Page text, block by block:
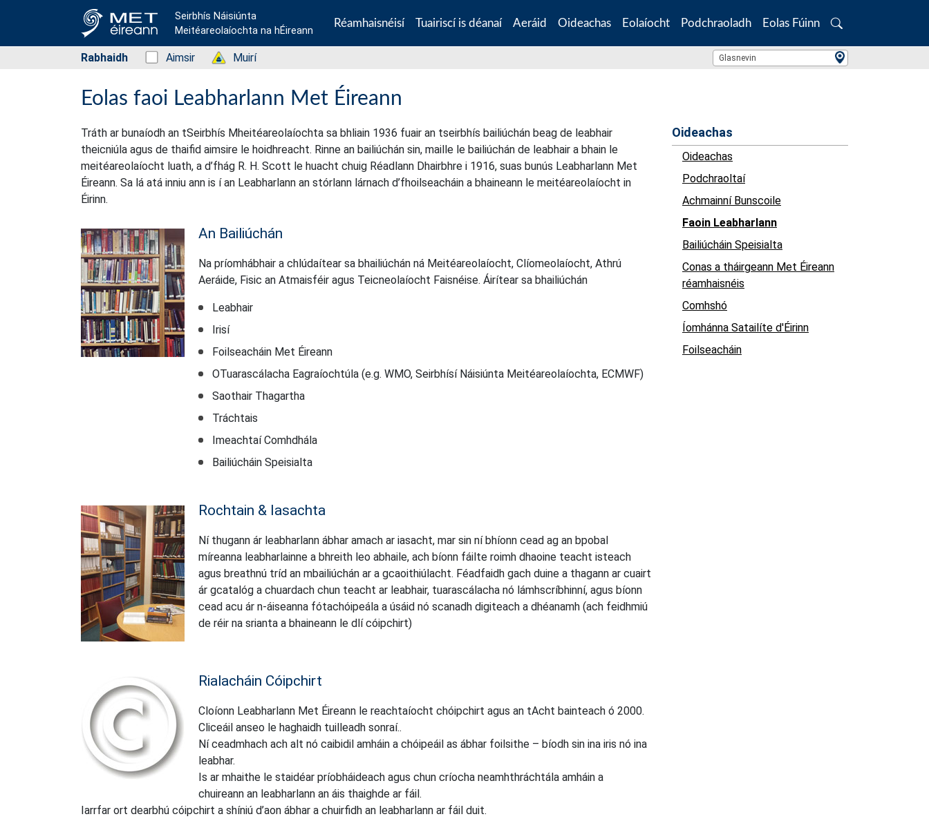
Seirbhís Náisiúnta
Meitéareolaíochta na hÉireann
Réamhaisnéisí Tuairiscí is déanaí Aeráid Oideachas Eolaíocht Podchraoladh Eolas Fúinn
Search
Rabhaidh Status: Green
Aimsir Status: Green
Muirí Location Search
Glasnevin
Eolas faoi Leabharlann Met Éireann
Tráth ar bunaíodh an tSeirbhís Mheitéareolaíochta sa bhliain 1936 fuair an tseirbhís bailiúchán beag de leabhair
theicniúla agus de thaifid aimsire le hoidhreacht. Rinne an bailiúchán sin, maille le bailiúchán de leabhair a bhain le
meitéareolaíocht luath, a d’fhág R. H. Scott le huacht chuig Réadlann Dhairbhre i 1916, suas bunús Leabharlann Met
Éireann. Sa lá atá inniu ann is í an Leabharlann an stórlann lárnach d’fhoilseacháin a bhaineann le meitéareolaíocht in
Éirinn.
An Bailiúchán
Na príomhábhair a chlúdaítear sa bhailiúchán ná Meitéareolaíocht, Clíomeolaíocht, Athrú
Aeráide, Fisic an Atmaisféir agus Teicneolaíocht Faisnéise. Áirítear sa bhailiúchán
Leabhair
Irisí
Foilseacháin Met Éireann
OTuarascálacha Eagraíochtúla (e.g. WMO, Seirbhísí Náisiúnta Meitéareolaíochta, ECMWF)
Saothair Thagartha
Tráchtais
Imeachtaí Comhdhála
Bailiúcháin Speisialta
Rochtain & Iasachta
Ní thugann ár leabharlann ábhar amach ar iasacht, mar sin ní bhíonn cead ag an bpobal
míreanna leabharlainne a bhreith leo abhaile, ach bíonn fáilte roimh dhaoine teacht isteach
agus breathnú tríd an mbailiúchán ar a gcaoithiúlacht. Féadfaidh gach duine a thagann ar cuairt
ár gcatalóg a chuardach chun teacht ar leabhair, tuarascálacha nó lámhscríbhinní, agus bíonn
cead acu ár n-áiseanna fótachóipeála a úsáid nó scanadh digiteach a dhéanamh (ach feidhmiú
de réir na srianta a bhaineann le dlí cóipchirt)
Rialacháin Cóipchirt
Cloíonn Leabharlann Met Éireann le reachtaíocht chóipchirt agus an tAcht bainteach ó 2000.
Cliceáil anseo le haghaidh tuilleadh sonraí..
Ní ceadmhach ach alt nó caibidil amháin a chóipeáil as ábhar foilsithe – bíodh sin ina iris nó ina
leabhar.
Is ar mhaithe le staidéar príobháideach agus chun críocha neamhthráchtála amháin a
chuireann an leabharlann an áis thaighde ar fáil.
Iarrfar ort dearbhú cóipchirt a shíniú d’aon ábhar a chuirfidh an leabharlann ar fáil duit.
Oideachas
Oideachas
Podchraoltaí
Achmainní Bunscoile
Faoin Leabharlann
Bailiúcháin Speisialta
Conas a tháirgeann Met Éireann
réamhaisnéis
Comhshó
Íomhánna Satailíte d'Éirinn
Foilseacháin